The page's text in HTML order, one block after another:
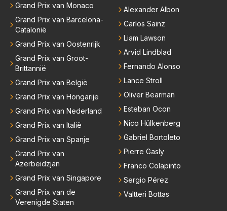
Grand Prix van Monaco
Grand Prix van Barcelona-
Catalonië
Grand Prix van Oostenrijk
Grand Prix van Groot-
Brittannië
Grand Prix van België
Grand Prix van Hongarije
Grand Prix van Nederland
Grand Prix van Italië
Grand Prix van Spanje
Grand Prix van
Azerbeidzjan
Grand Prix van Singapore
Grand Prix van de
Verenigde Staten
Alexander Albon
Carlos Sainz
Liam Lawson
Arvid Lindblad
Fernando Alonso
Lance Stroll
Oliver Bearman
Esteban Ocon
Nico Hülkenberg
Gabriel Bortoleto
Pierre Gasly
Franco Colapinto
Sergio Pérez
Valtteri Bottas